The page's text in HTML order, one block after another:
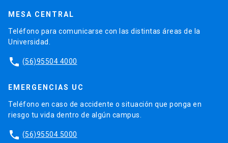
MESA CENTRAL
Teléfono para comunicarse con las distintas áreas de la
Universidad.
phone (56)95504 4000
EMERGENCIAS UC
Teléfono en caso de accidente o situación que ponga en
riesgo tu vida dentro de algún campus.
phone (56)95504 5000